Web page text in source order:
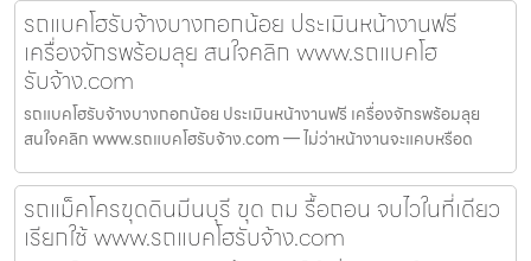
รถแบคโฮรับจ้างบางกอกน้อย ประเมินหน้างานฟรี
เครื่องจักรพร้อมลุย สนใจคลิก www.รถแบคโฮ
รับจ้าง.com
รถแบคโฮรับจ้างบางกอกน้อย ประเมินหน้างานฟรี เครื่องจักรพร้อมลุย
สนใจคลิก www.รถแบคโฮรับจ้าง.com — ไม่ว่าหน้างานจะแคบหรือด
รถแม็คโครขุดดินมีนบุรี ขุด ถม รื้อถอน จบไวในที่เดียว
เรียกใช้ www.รถแบคโฮรับจ้าง.com